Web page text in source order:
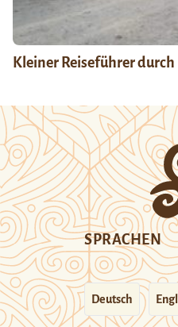
Kleiner Reiseführer
SPRACHEN
Deutsch